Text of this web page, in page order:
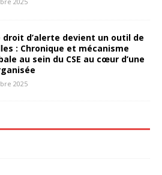
droit d’alerte devient un outil de
: Chronique et mécanisme
au sein du CSE au cœur d’une
2025